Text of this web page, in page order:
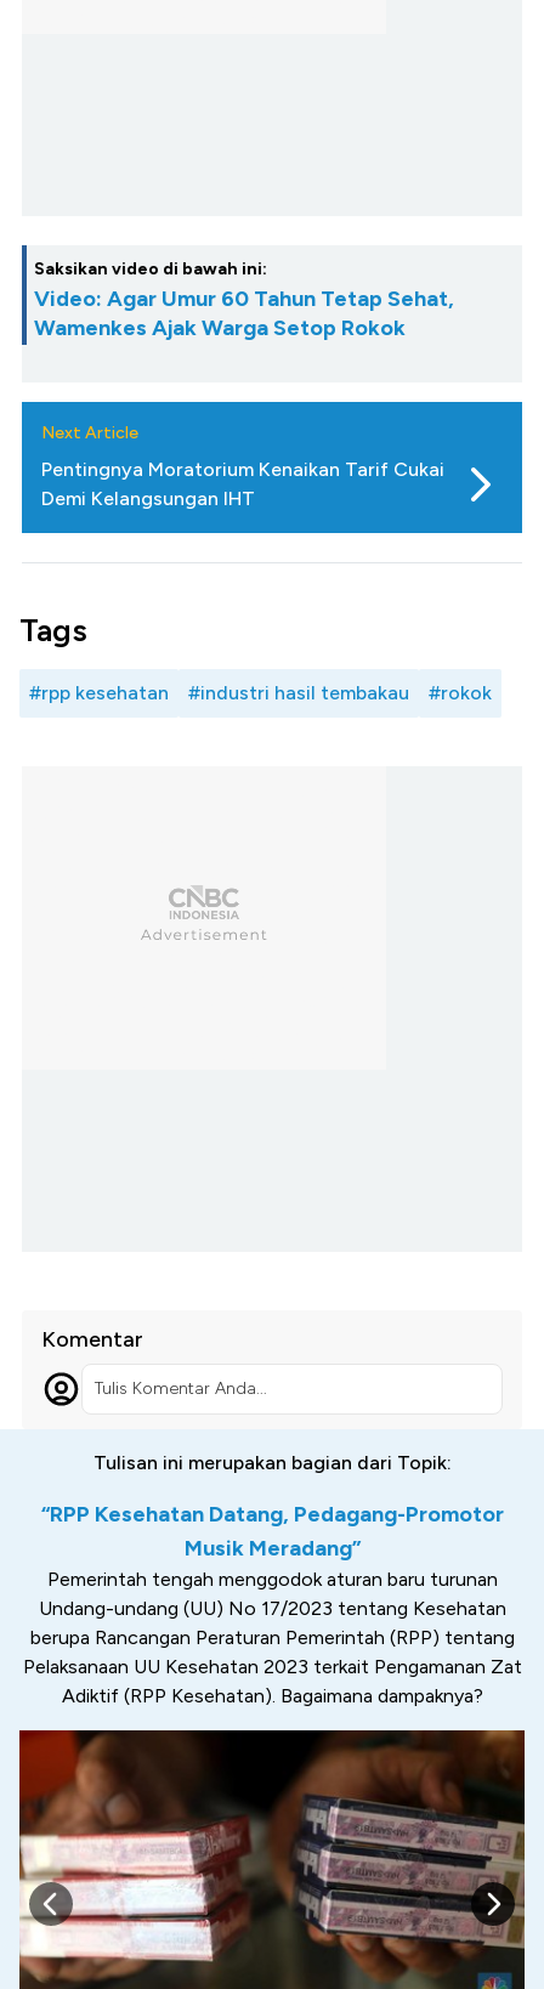
Saksikan video di bawah ini:
Video: Agar Umur 60 Tahun Tetap Sehat,
Wamenkes Ajak Warga Setop Rokok
Next Article
Pentingnya Moratorium Kenaikan Tarif Cukai
Demi Kelangsungan IHT
Tags
#rpp kesehatan #industri hasil tembakau #rokok
Komentar
Tulis Komentar Anda...
Tulisan ini merupakan bagian dari Topik:
“RPP Kesehatan Datang, Pedagang-Promotor
Musik Meradang”
Pemerintah tengah menggodok aturan baru turunan
Undang-undang (UU) No 17/2023 tentang Kesehatan
berupa Rancangan Peraturan Pemerintah (RPP) tentang
Pelaksanaan UU Kesehatan 2023 terkait Pengamanan Zat
Adiktif (RPP Kesehatan). Bagaimana dampaknya?